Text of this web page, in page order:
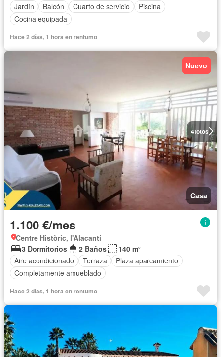
Jardín
Balcón Cuarto de servicio
Piscina
Cocina equipada
Hace 2 días, 1 hora en rentumo
4fotos
Nuevo
Casa
1.100 €/mes
Centre Històric, l'Alacantí
3 Dormitorios
2 Baños
140 m²
Aire acondicionado
Terraza
Plaza aparcamiento
Completamente amueblado
Hace 2 días, 1 hora en rentumo